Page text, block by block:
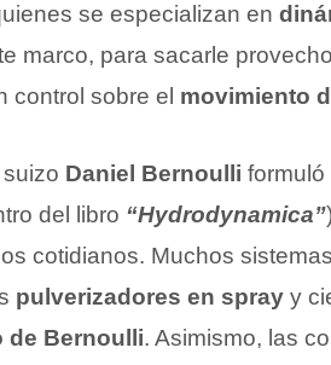
se especializan en
marco, para sacarle
control sobre el movimiento
Daniel Bernoulli formuló
del libro “Hydrodynamica”
cotidianos. Muchos
pulverizadores en spray y
de Bernoulli. Asimismo, las